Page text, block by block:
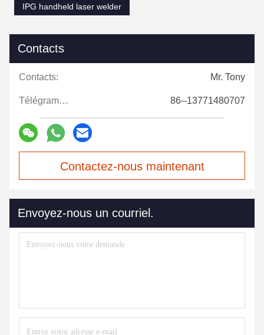
IPG handheld laser welder
Contacts
Contacts: Mr. Tony
Télégramme: 86--13771480707
Contactez-nous maintenant
Envoyez-nous un courriel.